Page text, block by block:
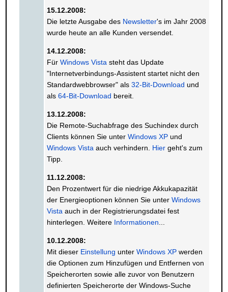
15.12.2008:
Die letzte Ausgabe des Newsletter's im Jahr 2008
wurde heute an alle Kunden versendet.
14.12.2008:
Für Windows Vista steht das Update
"Internetverbindungs-Assistent startet nicht den
Standardwebbrowser" als 32-Bit-Download und
als 64-Bit-Download bereit.
13.12.2008:
Die Remote-Suchabfrage des Suchindex durch
Clients können Sie unter Windows XPund
Windows Vista auch verhindern. Hiergeht's zum
Tipp.
11.12.2008:
Den Prozentwert für die niedrige Akkukapazität
der Energieoptionen können Sie unter Windows
Vista auch in der Registrierungsdatei fest
hinterlegen. Weitere Informationen
10.12.2008:
Mit dieser Einstellung unter Windows XPwerden
die Optionen zum Hinzufügen und Entfernen von
Speicherorten sowie alle zuvor von Benutzern
definierten Speicherorte der Windows-Suche